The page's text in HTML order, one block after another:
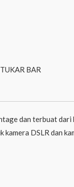
BAR
dan terbuat
DSLR dan